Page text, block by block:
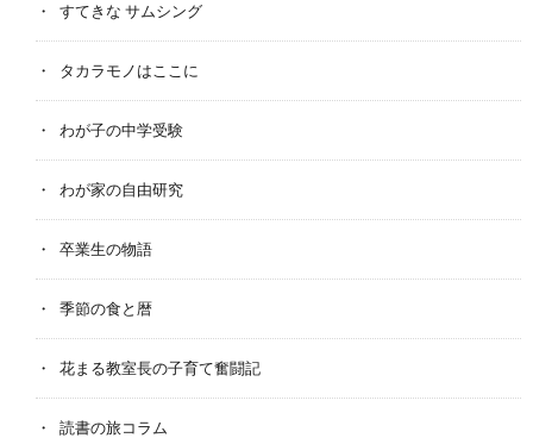
すてきな サムシング
タカラモノはここに
わが子の中学受験
わが家の自由研究
卒業生の物語
季節の食と暦
花まる教室長の子育て奮闘記
読書の旅コラム